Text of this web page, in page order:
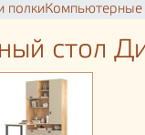
полкиКомпьютерные
стол